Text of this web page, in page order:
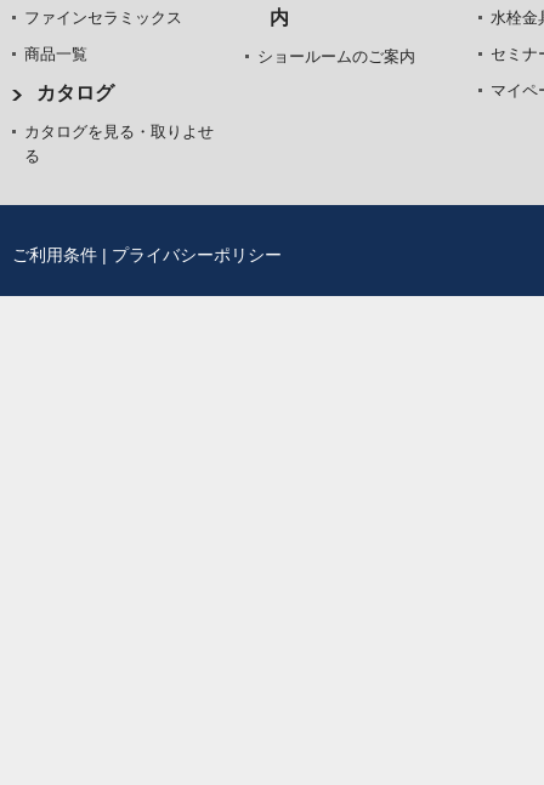
ファインセラミックス
商品一覧
カタログ
カタログを見る・取りよせ
る
内
ショールームのご案内
水栓金
セミナ
マイペ
ご利用条件 | プライバシーポリシー